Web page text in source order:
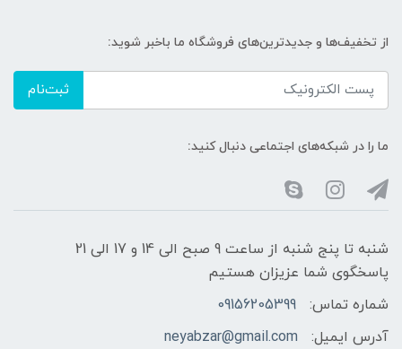
از تخفیف‌ها و جدیدترین‌های فروشگاه ما باخبر شوید:
ثبت‌نام
ما را در شبکه‌های اجتماعی دنبال کنید:
شنبه تا پنج شنبه از ساعت 9 صبح الی 14 و 17 الی 21
پاسخگوی شما عزیزان هستیم
شماره تماس:
09156205399
آدرس ایمیل:
neyabzar@gmail.com